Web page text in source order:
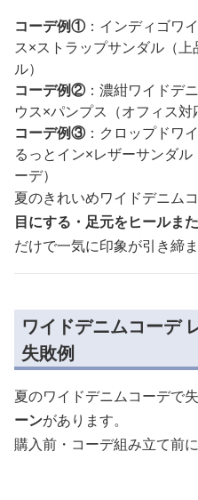
コーデ例①：インディゴワ
ス×ストラップサンダル（
ル）
コーデ例②：濃紺ワイドデ
ウス×パンプス（オフィス対
コーデ例③：クロップドワ
るっとイン×レザーサンダ
ーデ）
夏のきれいめワイドデニムコ
目にする・足元をヒールま
だけで一気に印象が引き締ま
ワイドデニムコーデ
失敗例
夏のワイドデニムコーデで
ーンがあります。
購入前・コーデ組み立て前